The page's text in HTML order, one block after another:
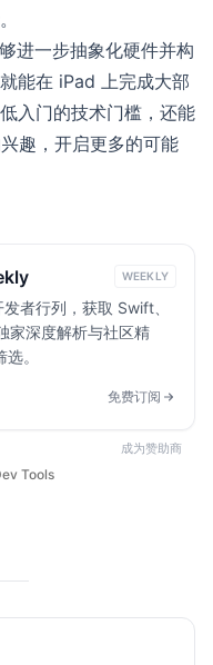
进一步抽象化硬件并构
能在 iPad 上完成大部
入门的技术门槛，还能
趣，开启更多的可能
WEEKLY
者行列，获取 Swift、
家深度解析与社区精
。
免费订阅
成为赞助商
Tools